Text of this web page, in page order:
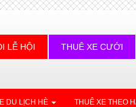
LỄ HỘI THUÊ XE CƯỚI
DU LỊCH HÈ THUÊ XE THEO